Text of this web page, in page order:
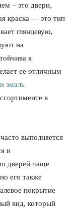
– это двери,
краска — это тип
глянцевую,
на
к
ее отличным
эмаль
в
выполняется
и
дверей чаще
его также
покрытие
вид, который